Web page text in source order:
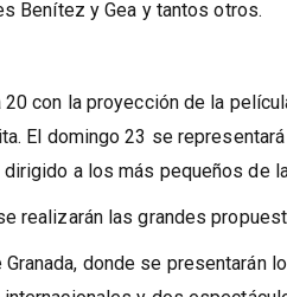
Luengo, la música, magia y
Benítez y Gea y tantos otros.
con la proyección de la
El domingo 23 se
a los más pequeños de la
realizarán las grandes